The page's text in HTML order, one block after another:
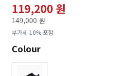
119,200 원
149,000 원
로
부가세 10% 포함
Colour